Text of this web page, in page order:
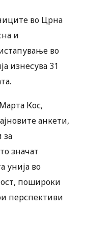
во Црна
и
во
изнесува 31
Кос,
анкети,
за
значат
унија во
пошироки
перспективи